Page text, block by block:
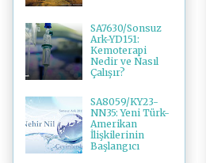
SA7630/Sonsuz
Ark-YD151:
Kemoterapi
Nedir ve Nasıl
Çalışır?
SA8059/KY23-
NN35: Yeni Türk-
Amerikan
İlişkilerinin
Başlangıcı